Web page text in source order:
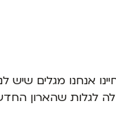
אנחנו מגלים שיש
לגלות שהארון